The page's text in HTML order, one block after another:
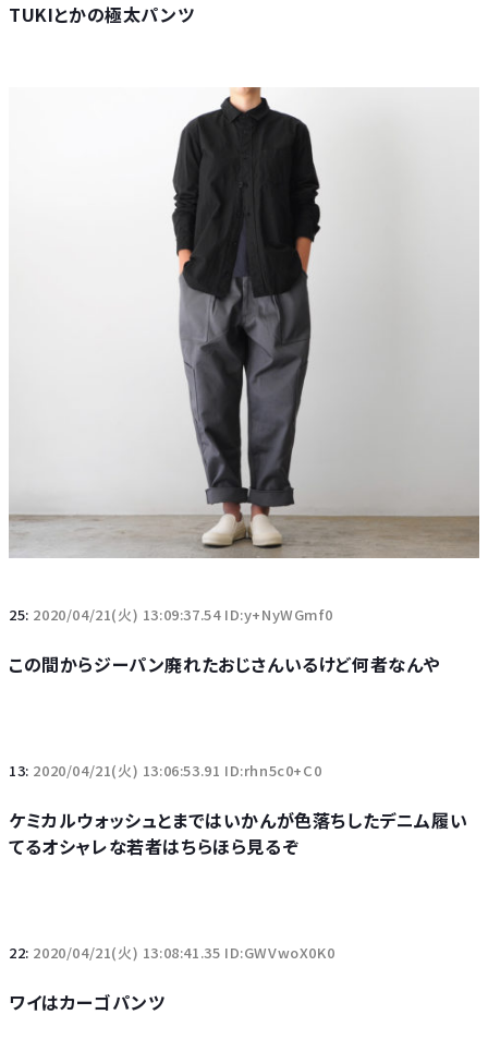
TUKIとかの極太パンツ
25: 2020/04/21(火) 13:09:37.54 ID:y+NyWGmf0
この間からジーパン廃れたおじさんいるけど何者なんや
13: 2020/04/21(火) 13:06:53.91 ID:rhn5c0+C0
ケミカルウォッシュとまではいかんが色落ちしたデニム履い
てるオシャレな若者はちらほら見るぞ
22: 2020/04/21(火) 13:08:41.35 ID:GWVwoX0K0
ワイはカーゴパンツ